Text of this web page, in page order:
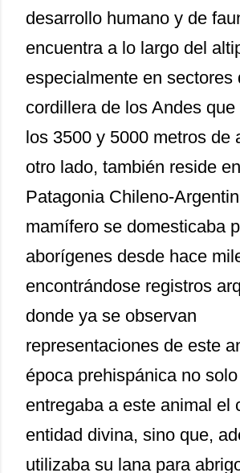
desarrollo humano y de
encuentra a lo largo del
especialmente en sectores
cordillera de los Andes
los 3500 y 5000 metros de
otro lado, también reside
Patagonia Chileno-
mamífero se domesticaba
aborígenes desde hace
encontrándose registros
donde ya se observan
representaciones de este
época prehispánica no
entregaba a este animal el
entidad divina, sino que,
utilizaba su lana para